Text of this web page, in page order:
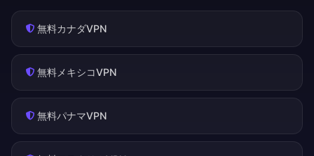
無料カナダVPN
無料メキシコVPN
無料パナマVPN